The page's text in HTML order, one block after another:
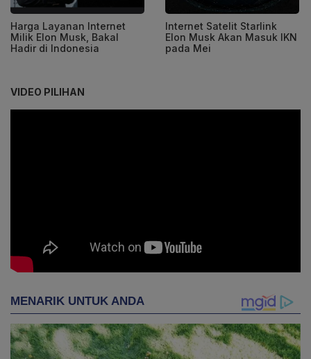
Harga Layanan Internet
Milik Elon Musk, Bakal
Hadir di Indonesia
Internet Satelit Starlink
Elon Musk Akan Masuk IKN
pada Mei
VIDEO PILIHAN